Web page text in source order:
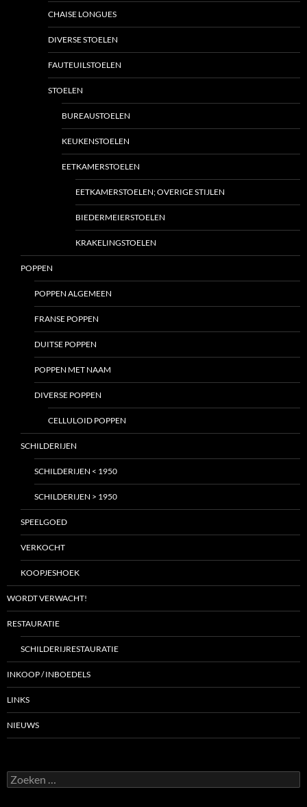
CHAISE LONGUES
DIVERSE STOELEN
FAUTEUILSTOELEN
STOELEN
BUREAUSTOELEN
KEUKENSTOELEN
EETKAMERSTOELEN
EETKAMERSTOELEN; OVERIGE STIJLEN
BIEDERMEIERSTOELEN
KRAKELINGSTOELEN
POPPEN
POPPEN ALGEMEEN
FRANSE POPPEN
DUITSE POPPEN
POPPEN MET NAAM
DIVERSE POPPEN
CELLULOID POPPEN
SCHILDERIJEN
SCHILDERIJEN < 1950
SCHILDERIJEN > 1950
SPEELGOED
VERKOCHT
KOOPJESHOEK
WORDT VERWACHT!
RESTAURATIE
SCHILDERIJRESTAURATIE
INKOOP / INBOEDELS
LINKS
NIEUWS
Zoeken
naar: